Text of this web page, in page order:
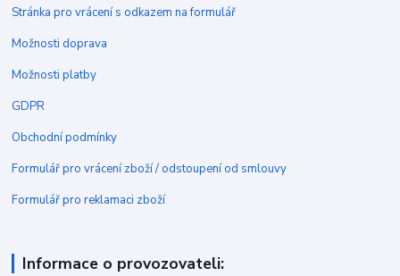
Stránka pro vrácení s odkazem na formulář
Možnosti doprava
Možnosti platby
GDPR
Obchodní podmínky
Formulář pro vrácení zboží / odstoupení od smlouvy
Formulář pro reklamaci zboží
Informace o provozovateli: